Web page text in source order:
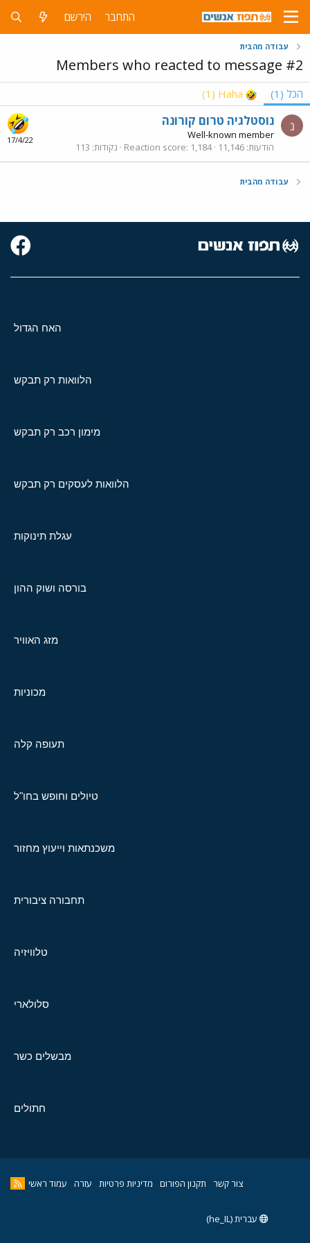
התחבר הירשם
עבודה מהבית
Members who reacted to message #2
הכל (1)
Haha
(1)
נ
17/4/22
נוסטלגיה טרום קורונה
Well-known member
הודעות 11,146
Reaction score 1,184 נקודות 113
עבודה מהבית
האח הגדול
הלוואות רק תבקש
מימון רכב רק תבקש
הלוואות לעסקים רק תבקש
עגלת תינוקות
בורסה ושוק ההון
מזג האוויר
מכוניות
תעופה קלה
טיולים וחופש בחו"ל
משכנתאות וייעוץ מחזור
תחבורה ציבורית
טלוויזיה
סלולארי
מבשלים כשר
חתולים
צור קשר תקנון הפורום מדיניות פרטיות עזרה עמוד ראשי
עברית (he_IL)